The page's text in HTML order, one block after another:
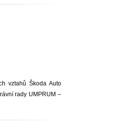
vztahů Škoda Auto
rady UMPRUM –